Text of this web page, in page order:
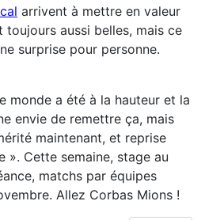
arrivent à mettre en valeur
aussi belles, mais ce
surprise pour personne.
monde a été à la hauteur et la
envie de remettre ça, mais
maintenant, et reprise
». Cette semaine, stage au
matchs par équipes
Allez Corbas Mions !